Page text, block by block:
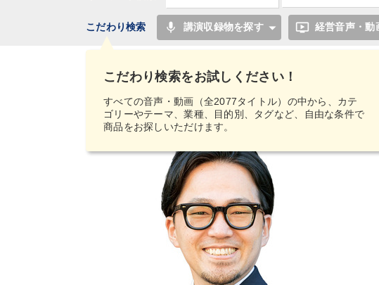
こだわり検索をお試しください！
すべての音声・動画（全2077タイトル）の中から、カテ
ゴリーやテーマ、業種、目的別、タグなど、自由な条件で
商品をお探しいただけます。
こだわり検索 mic 講演収録物を探す ondemand_video 経営音声・動
【MIMIGAKU／ミミガク／耳学】全国経営
デジタル版（音声／動画ストリーミング・ダウンロード）